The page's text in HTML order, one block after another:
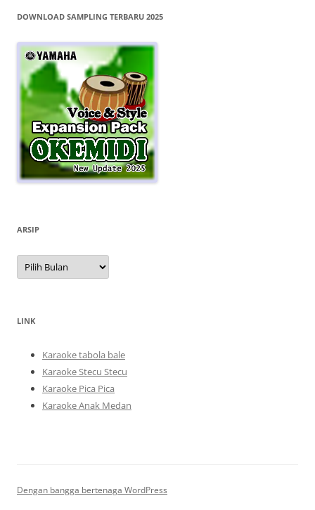
DOWNLOAD SAMPLING TERBARU 2025
ARSIP
Arsip
LINK
Karaoke tabola bale
Karaoke Stecu Stecu
Karaoke Pica Pica
Karaoke Anak Medan
Dengan bangga bertenaga WordPress